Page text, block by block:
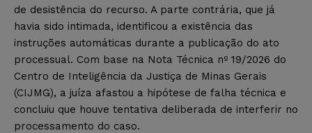
de desistência do recurso. A parte contrária, que já
havia sido intimada, identificou a existência das
instruções automáticas durante a publicação do ato
processual. Com base na Nota Técnica nº 19/2026 do
Centro de Inteligência da Justiça de Minas Gerais
(CIJMG), a juíza afastou a hipótese de falha técnica e
concluiu que houve tentativa deliberada de interferir no
processamento do caso.